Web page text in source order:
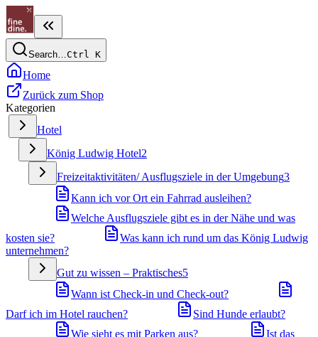
Search…Ctrl K
Home
Zurück zum Shop
Kategorien
Hotel
König Ludwig Hotel2
Freizeitaktivitäten/ Ausflugsziele in der Umgebung3
Kann ich vor Ort ein Fahrrad ausleihen?
Welche Ausflugsziele gibt es in der Nähe und was
kosten sie?
Was kann ich rund um das König Ludwig
unternehmen?
Gut zu wissen – Praktisches5
Wann ist Check-in und Check-out?
Darf ich im Hotel rauchen?
Sind Hunde erlaubt?
Wie sieht es mit Parken aus?
Ist das